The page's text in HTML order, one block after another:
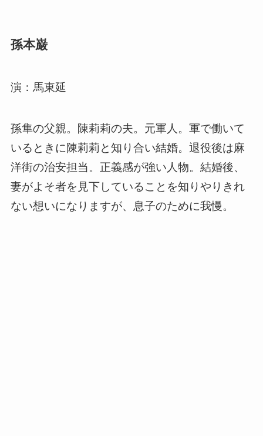
孫本巌
演：馬東延
孫隼の父親。陳莉莉の夫。元軍人。軍で働いて
いるときに陳莉莉と知り合い結婚。退役後は麻
洋街の治安担当。正義感が強い人物。結婚後、
妻がよそ者を見下していることを知りやりきれ
ない想いになりますが、息子のために我慢。